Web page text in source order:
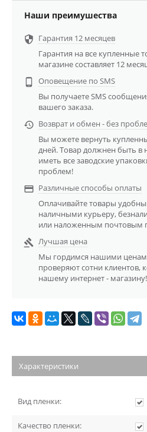
Наши преимушества
 Гарантия 12 месяцев
Гарантия на все купленные
магазине составляет 12

Оповещение по SMS
Вы получаете SMS
вашего заказа.
 Возврат и обмен - без
Вы можете вернуть
дней. Товар должнен быть
иметь все заводские
проблем!
 Различные способы оплаты
Оплачивайте товары
наличными курьеру,
или наложенным почтовым

Лучшая цена
Мы гордимся нашими
проверяют сотни клиентов,
нашему интернет - магазину!
Характеристики
Вид пленки:
Качество пленки: